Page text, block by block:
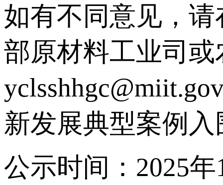
如有不同意见，
部原材料工业司
新发展典型案例
公示时间：2025